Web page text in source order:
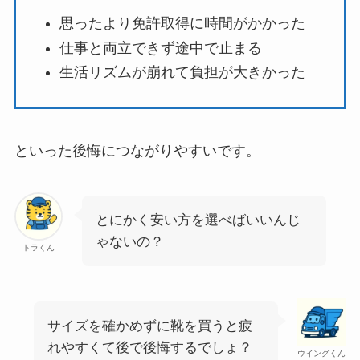
思ったより免許取得に時間がかかった
仕事と両立できず途中で止まる
生活リズムが崩れて負担が大きかった
といった後悔につながりやすいです。
トラくん
とにかく安い方を選べばいいんじ
ゃないの？
ウイングくん
サイズを確かめずに靴を買うと疲
れやすくて後で後悔するでしょ？